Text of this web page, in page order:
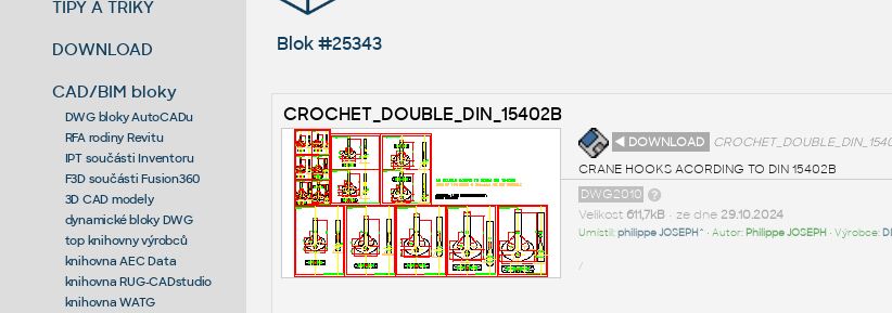
TIPY A TRIKY
DOWNLOAD
CAD/BIM bloky
DWG bloky AutoCADu
RFA rodiny Revitu
IPT součásti Inventoru
F3D součásti Fusion360
3D CAD modely
dynamické bloky DWG
top knihovny výrobců
knihovna AEC Data
knihovna RUG-CADstudio
knihovna WATG
Blok #25343
CROCHET_DOUBLE_DIN_15402B
◄ DOWNLOAD
CRANE HOOKS ACORDING TO DIN 15402B
DWG2010
Velikost 611,7kB• ze dne 29.10.2024
Umístil:philippe JOSEPH^ • Autor: Philippe JOSEPH • Výrobce:
/